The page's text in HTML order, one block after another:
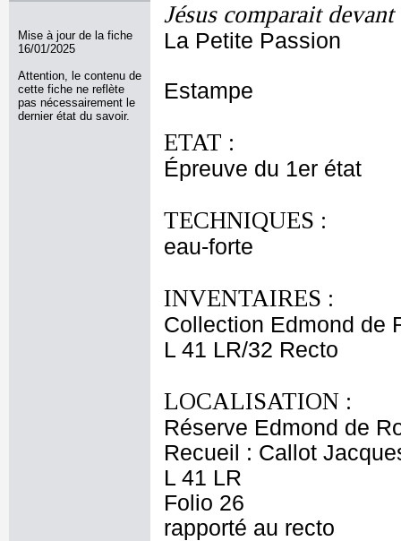
Mise à jour de la fiche
16/01/2025
Attention, le contenu de
cette fiche ne reflète
pas nécessairement le
dernier état du savoir.
Jésus comparait devant
La Petite Passion
Estampe
ETAT :
Épreuve du 1er état
TECHNIQUES :
eau-forte
INVENTAIRES :
Collection Edmond de
L 41 LR/32 Recto
LOCALISATION :
Réserve Edmond de
Recueil : Callot
L 41 LR
Folio 26
rapporté au recto